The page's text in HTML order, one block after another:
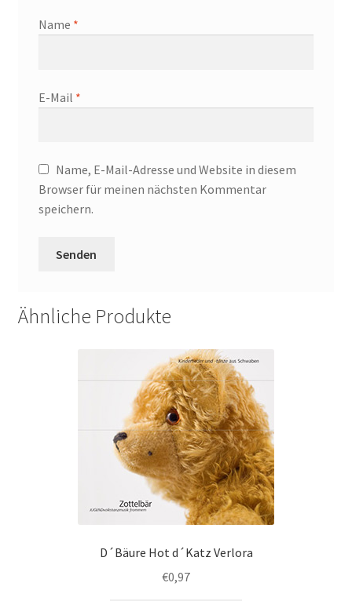
Name *
E-Mail *
Name, E-Mail-Adresse und Website in diesem
Browser für meinen nächsten Kommentar
speichern.
Ähnliche Produkte
D´Bäure Hot d´Katz Verlora
€0,97